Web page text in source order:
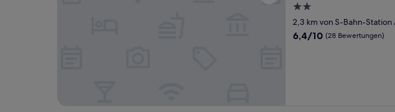
2.0-
Sterne-
Unterkunft
2,3 km von S-Bahn-
6.4
6,4/10 (28 Bewertungen)